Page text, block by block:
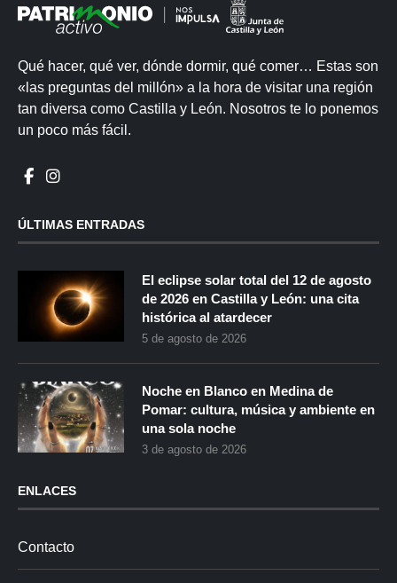
Qué hacer, qué ver, dónde dormir, qué comer… Estas son
«las preguntas del millón» a la hora de visitar una región
tan diversa como Castilla y León. Nosotros te lo ponemos
un poco más fácil.
ÚLTIMAS ENTRADAS
El eclipse solar total del 12 de agosto
de 2026 en Castilla y León: una cita
histórica al atardecer
5 de agosto de 2026
Noche en Blanco en Medina de
Pomar: cultura, música y ambiente en
una sola noche
3 de agosto de 2026
ENLACES
Contacto